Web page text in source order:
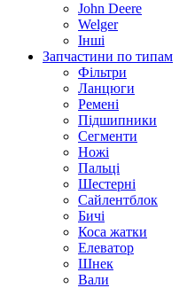
John Deere
Welger
Інші
Запчастини по типам
Фільтри
Ланцюги
Ремені
Підшипники
Сегменти
Ножі
Пальці
Шестерні
Сайлентблок
Бичі
Коса жатки
Елеватор
Шнек
Вали